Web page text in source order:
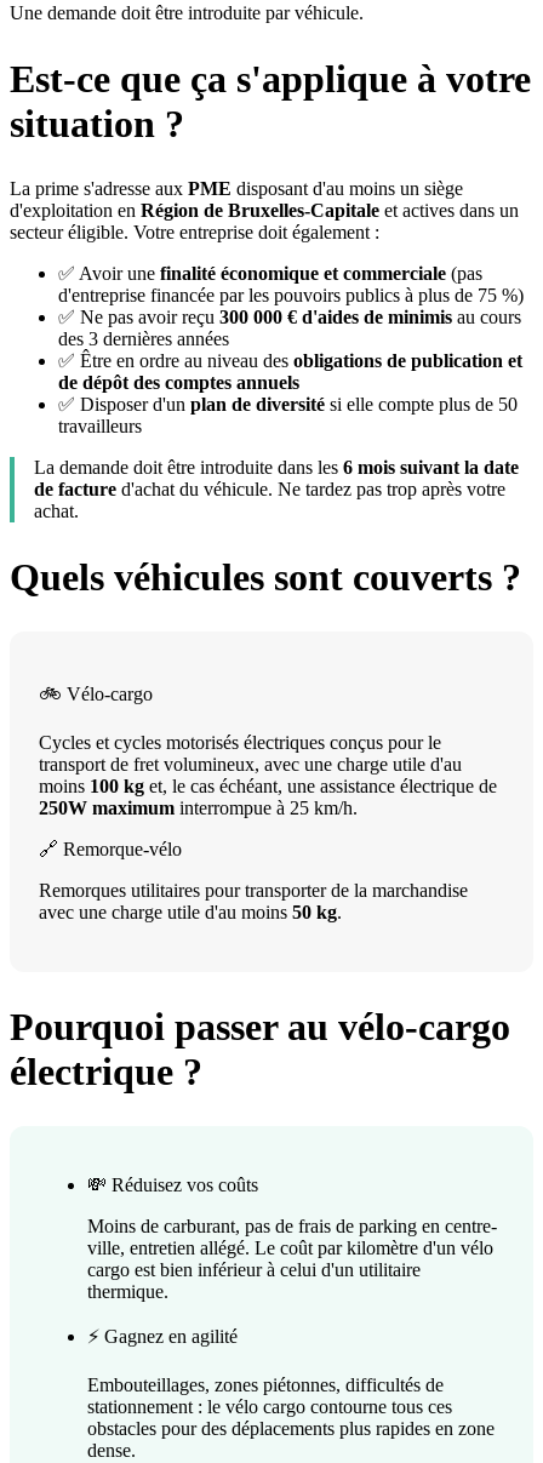
Une demande doit être introduite par véhicule.
Est-ce que ça s'applique à votre
situation ?
La prime s'adresse aux PME disposant d'au moins un siège
d'exploitation en Région de Bruxelles-Capitale et actives dans un
secteur éligible. Votre entreprise doit également :
✅ Avoir une finalité économique et commerciale (pas
d'entreprise financée par les pouvoirs publics à plus de 75 %)
✅ Ne pas avoir reçu 300 000 € d'aides de minimis au cours
des 3 dernières années
✅ Être en ordre au niveau des obligations de publication et
de dépôt des comptes annuels
✅ Disposer d'un plan de diversité si elle compte plus de 50
travailleurs
La demande doit être introduite dans les 6 mois suivant la date
de facture d'achat du véhicule. Ne tardez pas trop après votre
achat.
Quels véhicules sont couverts ?
🚲 Vélo-cargo
Cycles et cycles motorisés électriques conçus pour le
transport de fret volumineux, avec une charge utile d'au
moins 100 kg et, le cas échéant, une assistance électrique de
250W maximum interrompue à 25 km/h.
🔗 Remorque-vélo
Remorques utilitaires pour transporter de la marchandise
avec une charge utile d'au moins 50 kg.
Pourquoi passer au vélo-cargo
électrique ?
💸 Réduisez vos coûts
Moins de carburant, pas de frais de parking en centre-
ville, entretien allégé. Le coût par kilomètre d'un vélo
cargo est bien inférieur à celui d'un utilitaire
thermique.
⚡ Gagnez en agilité
Embouteillages, zones piétonnes, difficultés de
stationnement : le vélo cargo contourne tous ces
obstacles pour des déplacements plus rapides en zone
dense.